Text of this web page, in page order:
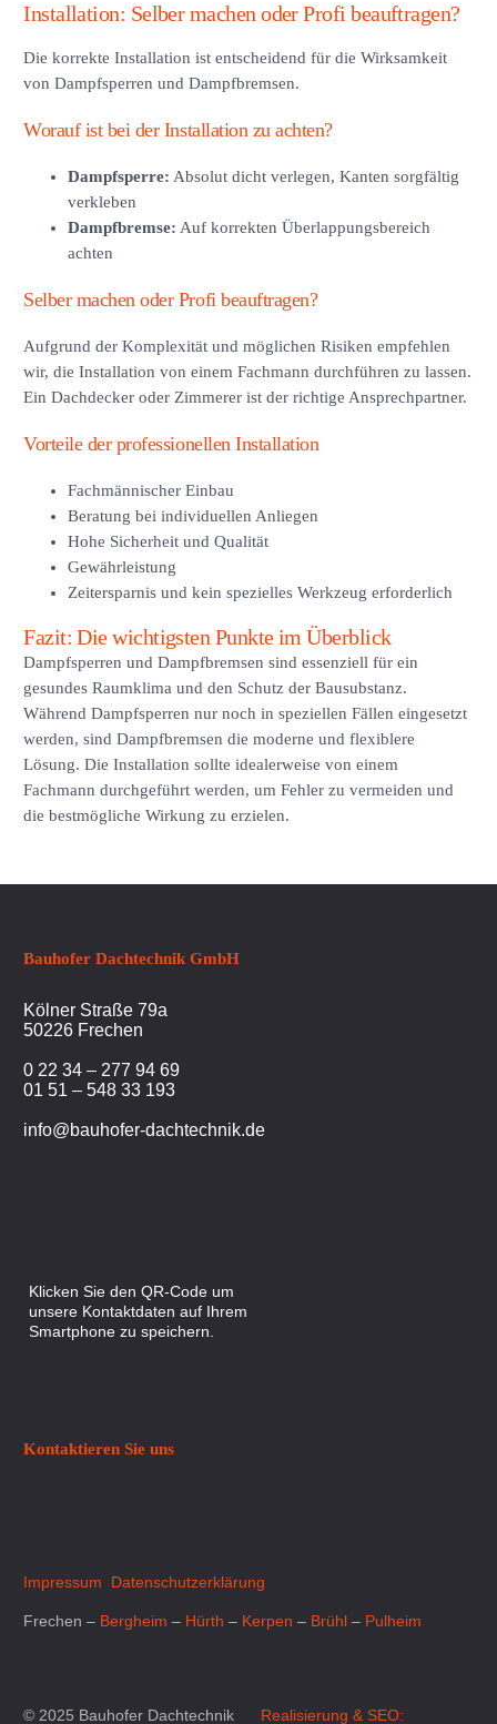
Installation: Selber machen oder Profi beauftragen?
Die korrekte Installation ist entscheidend für die Wirksamkeit
von Dampfsperren und Dampfbremsen.
Worauf ist bei der Installation zu achten?
Dampfsperre: Absolut dicht verlegen, Kanten sorgfältig
verkleben
Dampfbremse: Auf korrekten Überlappungsbereich
achten
Selber machen oder Profi beauftragen?
Aufgrund der Komplexität und möglichen Risiken empfehlen
wir, die Installation von einem Fachmann durchführen zu lassen.
Ein Dachdecker oder Zimmerer ist der richtige Ansprechpartner.
Vorteile der professionellen Installation
Fachmännischer Einbau
Beratung bei individuellen Anliegen
Hohe Sicherheit und Qualität
Gewährleistung
Zeitersparnis und kein spezielles Werkzeug erforderlich
Fazit: Die wichtigsten Punkte im Überblick
Dampfsperren und Dampfbremsen sind essenziell für ein
gesundes Raumklima und den Schutz der Bausubstanz.
Während Dampfsperren nur noch in speziellen Fällen eingesetzt
werden, sind Dampfbremsen die moderne und flexiblere
Lösung. Die Installation sollte idealerweise von einem
Fachmann durchgeführt werden, um Fehler zu vermeiden und
die bestmögliche Wirkung zu erzielen.
Bauhofer Dachtechnik GmbH
Kölner Straße 79a
50226 Frechen
0 22 34 – 277 94 69
01 51 – 548 33 193
info@bauhofer-dachtechnik.de
Klicken Sie den QR-Code um
unsere Kontaktdaten auf Ihrem
Smartphone zu speichern.
Kontaktieren Sie uns
Impressum Datenschutzerklärung
Frechen – Bergheim – Hürth – Kerpen – Brühl – Pulheim
© 2025 Bauhofer Dachtechnik Realisierung & SEO: